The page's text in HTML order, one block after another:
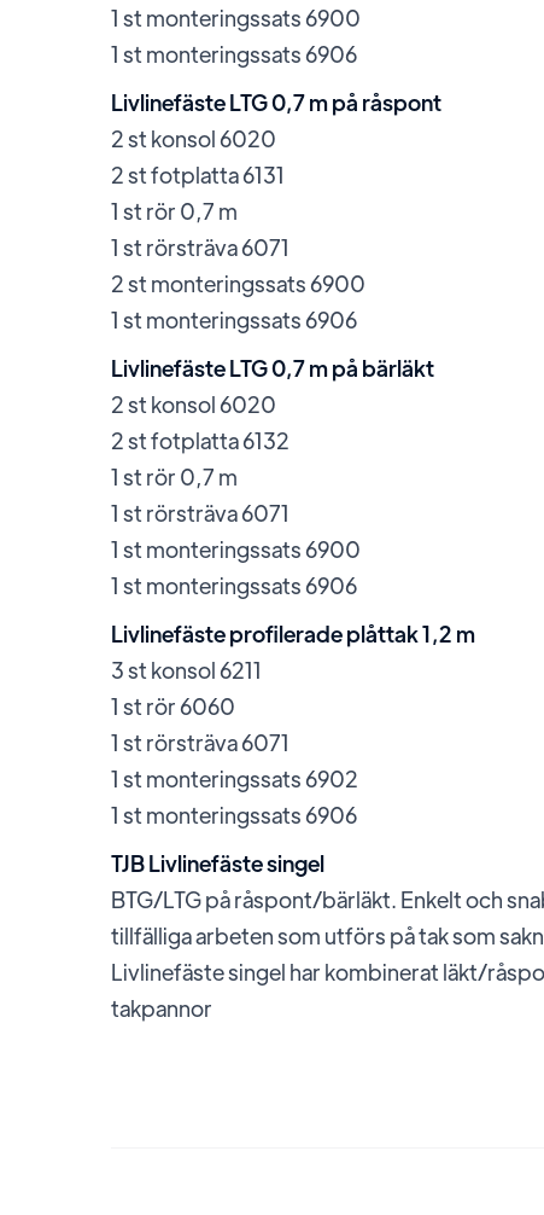
1 st monteringssats 6900
1 st monteringssats 6906
Livlinefäste LTG 0,7 m på råspont
2 st konsol 6020
2 st fotplatta 6131
1 st rör 0,7 m
1 st rörsträva 6071
2 st monteringssats 6900
1 st monteringssats 6906
Livlinefäste LTG 0,7 m på bärläkt
2 st konsol 6020
2 st fotplatta 6132
1 st rör 0,7 m
1 st rörsträva 6071
1 st monteringssats 6900
1 st monteringssats 6906
Livlinefäste profilerade plåttak 1,2 m
3 st konsol 6211
1 st rör 6060
1 st rörsträva 6071
1 st monteringssats 6902
1 st monteringssats 6906
TJB Livlinefäste singel
BTG/LTG på råspont/bärläkt. Enkelt och
tillfälliga arbeten som utförs på tak som
Livlinefäste singel har kombinerat läkt/
takpannor